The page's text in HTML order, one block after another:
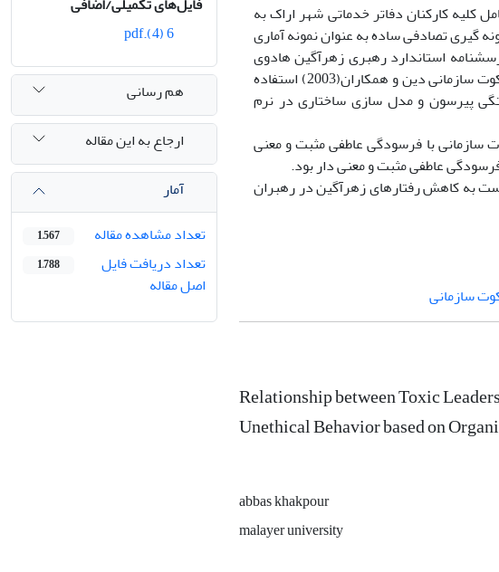
کارکنان دفاتر خدماتی شهر اراک به
نفر با استفاده از روش نمونه گیری تصادفی ساده به عنوان نمونه آماری
استاندارد رهبری زهرآگین هادوی
نژاد و روستایی(1395) ، فرسودگی عاطفی مزلاج و جکسون(1981) و سکوت سازمانی دین و همکاران(2003) استفاده
پیرسون و مدل سازی ساختاری در نرم
سازمانی با فرسودگی عاطفی مثبت و معنی
عاطفی مثبت و معنی دار بود.
به کاهش رفتارهای زهرآگین در رهبران
سازمانی
Relationship between Toxic
Unethical Behavior based on
abbas khakpour
malayer university
هم رسانی
ارجاع به این مقاله
آمار
تعداد مشاهده مقاله
1,567
تعداد دریافت فایل
اصل مقاله
1,788